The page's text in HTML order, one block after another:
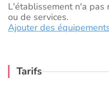
L'établissement n'a pas
ou de services.
Ajouter des
Tarifs